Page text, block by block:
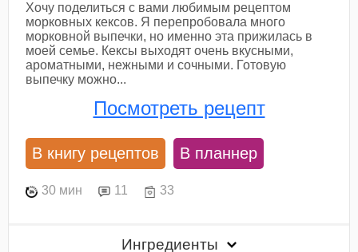
Хочу поделиться с вами любимым рецептом
морковных кексов. Я перепробовала много
морковной выпечки, но именно эта прижилась в
моей семье. Кексы выходят очень вкусными,
ароматными, нежными и сочными. Готовую
выпечку можно...
Посмотреть рецепт
В книгу рецептов В планнер
30 мин 11 33
Ингредиенты